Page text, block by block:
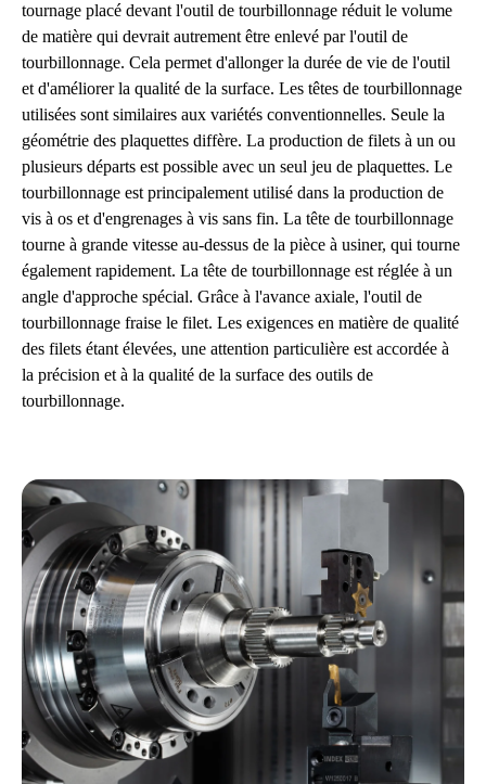
tournage placé devant l'outil de tourbillonnage réduit le volume
de matière qui devrait autrement être enlevé par l'outil de
tourbillonnage. Cela permet d'allonger la durée de vie de l'outil
et d'améliorer la qualité de la surface. Les têtes de tourbillonnage
utilisées sont similaires aux variétés conventionnelles. Seule la
géométrie des plaquettes diffère. La production de filets à un ou
plusieurs départs est possible avec un seul jeu de plaquettes. Le
tourbillonnage est principalement utilisé dans la production de
vis à os et d'engrenages à vis sans fin. La tête de tourbillonnage
tourne à grande vitesse au-dessus de la pièce à usiner, qui tourne
également rapidement. La tête de tourbillonnage est réglée à un
angle d'approche spécial. Grâce à l'avance axiale, l'outil de
tourbillonnage fraise le filet. Les exigences en matière de qualité
des filets étant élevées, une attention particulière est accordée à
la précision et à la qualité de la surface des outils de
tourbillonnage.